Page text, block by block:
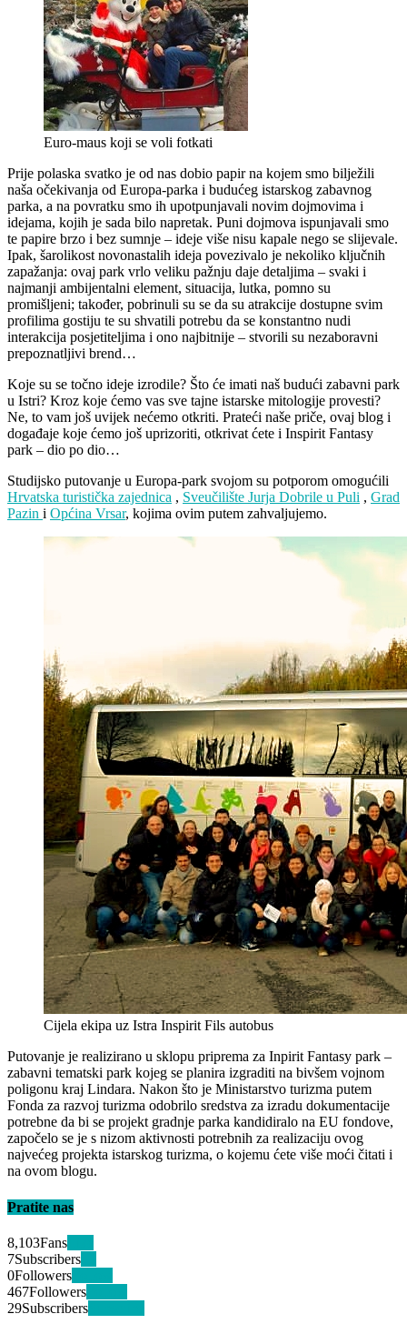
Euro-maus koji se voli fotkati
Prije polaska svatko je od nas dobio papir na kojem smo bilježili
naša očekivanja od Europa-parka i budućeg istarskog zabavnog
parka, a na povratku smo ih upotpunjavali novim dojmovima i
idejama, kojih je sada bilo napretak. Puni dojmova ispunjavali smo
te papire brzo i bez sumnje – ideje više nisu kapale nego se slijevale.
Ipak, šarolikost novonastalih ideja povezivalo je nekoliko ključnih
zapažanja: ovaj park vrlo veliku pažnju daje detaljima – svaki i
najmanji ambijentalni element, situacija, lutka, pomno su
promišljeni; također, pobrinuli su se da su atrakcije dostupne svim
profilima gostiju te su shvatili potrebu da se konstantno nudi
interakcija posjetiteljima i ono najbitnije – stvorili su nezaboravni
prepoznatljivi brend…
Koje su se točno ideje izrodile? Što će imati naš budući zabavni park
u Istri? Kroz koje ćemo vas sve tajne istarske mitologije provesti?
Ne, to vam još uvijek nećemo otkriti. Prateći naše priče, ovaj blog i
događaje koje ćemo još uprizoriti, otkrivat ćete i Inspirit Fantasy
park – dio po dio…
Studijsko putovanje u Europa-park svojom su potporom omogućili
Hrvatska turistička zajednica , Sveučilište Jurja Dobrile u Puli , Grad
Pazin i Općina Vrsar, kojima ovim putem zahvaljujemo.
Cijela ekipa uz Istra Inspirit Fils autobus
Putovanje je realizirano u sklopu priprema za Inpirit Fantasy park –
zabavni tematski park kojeg se planira izgraditi na bivšem vojnom
poligonu kraj Lindara. Nakon što je Ministarstvo turizma putem
Fonda za razvoj turizma odobrilo sredstva za izradu dokumentacije
potrebne da bi se projekt gradnje parka kandidiralo na EU fondove,
započelo se je s nizom aktivnosti potrebnih za realizaciju ovog
najvećeg projekta istarskog turizma, o kojemu ćete više moći čitati i
na ovom blogu.
Pratite nas
8,103Fans
7Subscribers
0Followers
467Followers
29Subscribers